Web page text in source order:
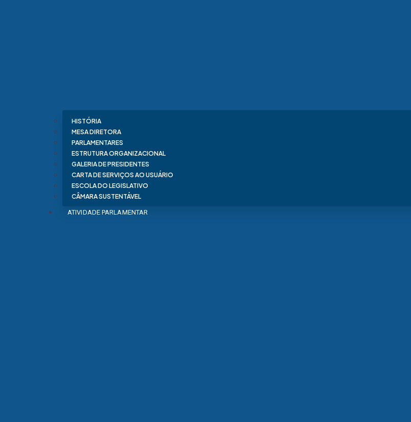
HISTÓRIA
MESA DIRETORA
PARLAMENTARES
ESTRUTURA ORGANIZACIONAL
GALERIA DE PRESIDENTES
CARTA DE SERVIÇOS AO USUÁRIO
ESCOLA DO LEGISLATIVO
CÂMARA SUSTENTÁVEL
ATIVIDADE PARLAMENTAR